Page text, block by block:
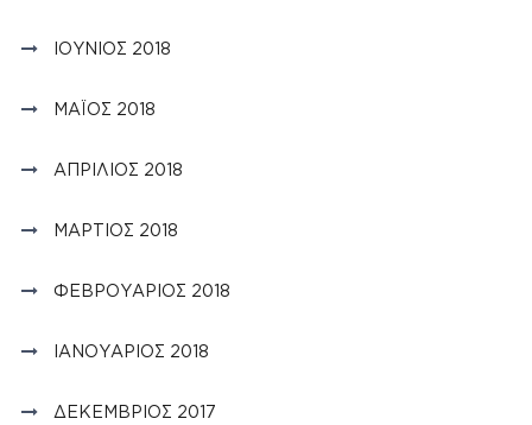
ΙΟΎΝΙΟΣ 2018
ΜΆΙΟΣ 2018
ΑΠΡΊΛΙΟΣ 2018
ΜΆΡΤΙΟΣ 2018
ΦΕΒΡΟΥΆΡΙΟΣ 2018
ΙΑΝΟΥΆΡΙΟΣ 2018
ΔΕΚΈΜΒΡΙΟΣ 2017